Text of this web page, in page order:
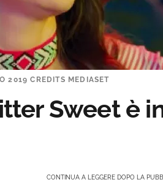
2019 CREDITS MEDIASET
Sweet è
CONTINUA A LEGGERE DOPO LA